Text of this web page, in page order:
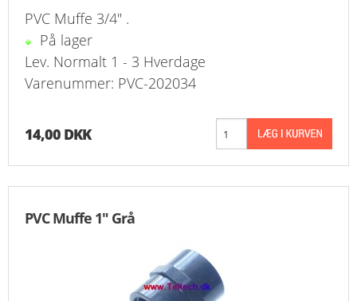
LOG UD
PVC Muffe 3/4" .
På lager
Lev. Normalt 1 - 3 Hverdage
Varenummer: PVC-202034
14,00 DKK
PVC Muffe 1" Grå